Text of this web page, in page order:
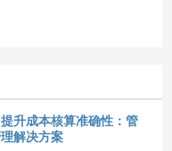
升成本核算准确性：管
解决方案